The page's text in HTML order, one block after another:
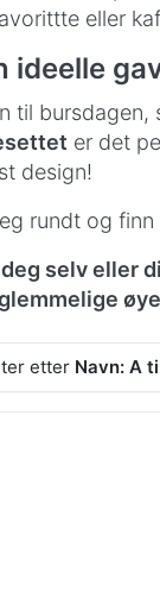
eller
ideelle
til bursdagen,
er det
design!
rundt og
selv eller
etter Navn: A